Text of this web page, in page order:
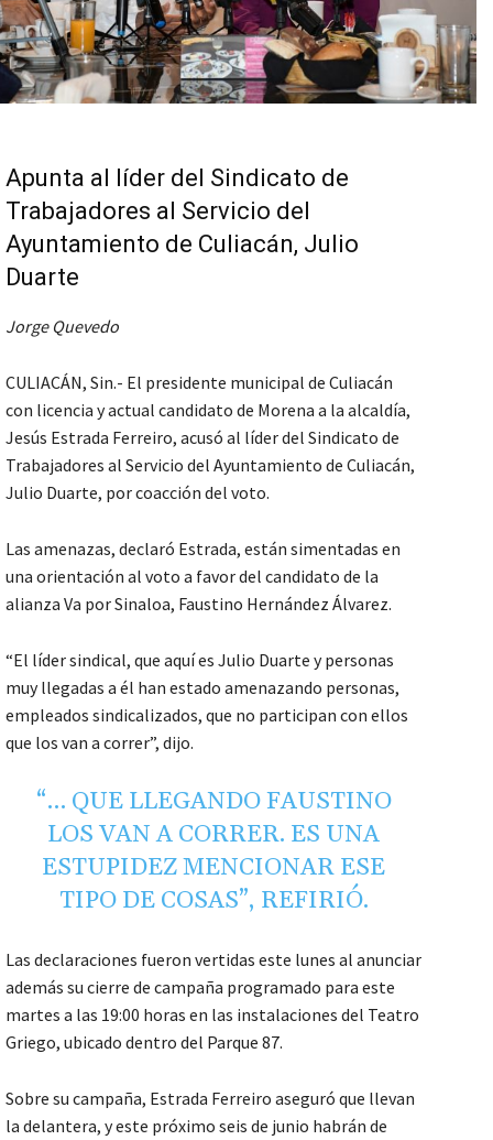
Apunta al líder del Sindicato de
Trabajadores al Servicio del
Ayuntamiento de Culiacán, Julio
Duarte
Jorge Quevedo
CULIACÁN, Sin.- El presidente municipal de Culiacán
con licencia y actual candidato de Morena a la alcaldía,
Jesús Estrada Ferreiro, acusó al líder del Sindicato de
Trabajadores al Servicio del Ayuntamiento de Culiacán,
Julio Duarte, por coacción del voto.
Las amenazas, declaró Estrada, están simentadas en
una orientación al voto a favor del candidato de la
alianza Va por Sinaloa, Faustino Hernández Álvarez.
“El líder sindical, que aquí es Julio Duarte y personas
muy llegadas a él han estado amenazando personas,
empleados sindicalizados, que no participan con ellos
que los van a correr”, dijo.
“… QUE LLEGANDO FAUSTINO
LOS VAN A CORRER. ES UNA
ESTUPIDEZ MENCIONAR ESE
TIPO DE COSAS”, REFIRIÓ.
Las declaraciones fueron vertidas este lunes al anunciar
además su cierre de campaña programado para este
martes a las 19:00 horas en las instalaciones del Teatro
Griego, ubicado dentro del Parque 87.
Sobre su campaña, Estrada Ferreiro aseguró que llevan
la delantera, y este próximo seis de junio habrán de